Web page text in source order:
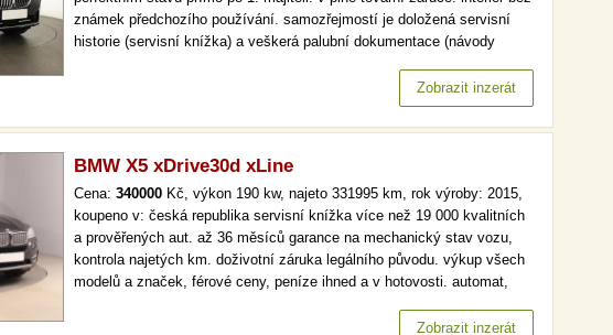
známek předchozího používání. samozřejmostí je doložená servisní
historie (servisní knížka) a veškerá palubní dokumentace (návody
převodovkou dsg a pohonem 4x4, cena nového vozu 2.705.408kč,…
Zobrazit inzerát
BMW X5 xDrive30d xLine
Cena: 340000 Kč, výkon 190 kw, najeto 331995 km, rok výroby: 2015,
koupeno v: česká republika servisní knížka více než 19 000 kvalitních
a prověřených aut. až 36 měsíců garance na mechanický stav vozu,
kontrola najetých km. doživotní záruka legálního původu. výkup všech
modelů a značek, férové ceny, peníze ihned a v hotovosti. automat,
aut. až 36 měsíců garance na mechanický stav vozu,…Zobrazit inzerát